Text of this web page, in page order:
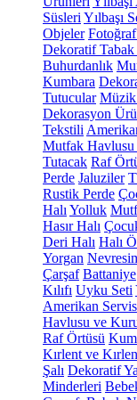
Süsleri Yılbaşı
Objeler
Dekoratif
Buhurdanlık
Kumbara
Tutucular
Dekorasyon
Tekstili
Mutfak
Tutacak Raf
Perde Jaluziler
Rustik Perde
Halı Yolluk
Hasır Halı
Deri Halı Halı
Yorgan
Çarşaf Battaniye
Kılıfı Uyku Seti
Amerikan Servis
Havlusu ve
Raf Örtüsü
Kırlent ve
Şalı Dekoratif
Minderleri